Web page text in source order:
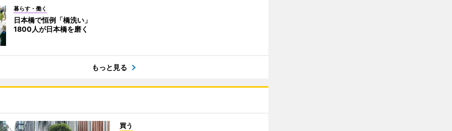
暮らす・働く
日本橋で恒例「橋洗い」
1800人が日本橋を磨く
もっと見る
買う